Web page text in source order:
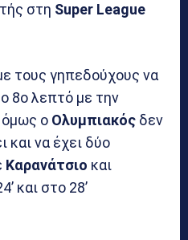
στη Super League
τους γηπεδούχους να
8ο λεπτό με την
όμως ο Ολυμπιακός δεν
και να έχει δύο
Καρανάτσιο και
και στο 28’